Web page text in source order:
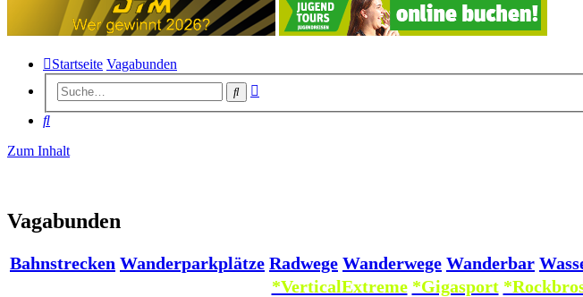
Startseite Vagabunden
Suche
Suche
Zum Inhalt
Vagabunden
Bahnstrecken Wanderparkplätze Radwege Wanderwege Wanderbar
*VerticalExtreme *Gigasport